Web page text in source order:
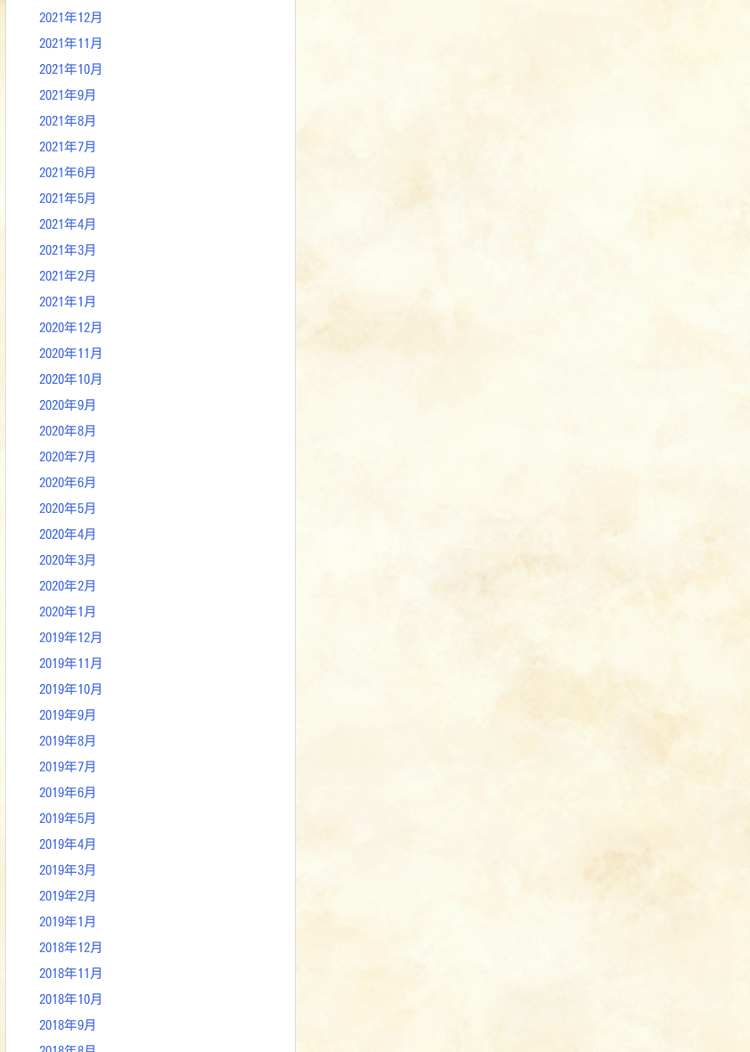
2021年12月
2021年11月
2021年10月
2021年9月
2021年8月
2021年7月
2021年6月
2021年5月
2021年4月
2021年3月
2021年2月
2021年1月
2020年12月
2020年11月
2020年10月
2020年9月
2020年8月
2020年7月
2020年6月
2020年5月
2020年4月
2020年3月
2020年2月
2020年1月
2019年12月
2019年11月
2019年10月
2019年9月
2019年8月
2019年7月
2019年6月
2019年5月
2019年4月
2019年3月
2019年2月
2019年1月
2018年12月
2018年11月
2018年10月
2018年9月